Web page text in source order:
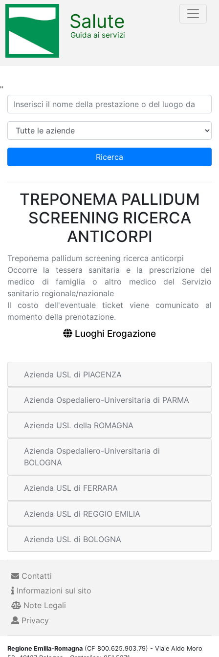
"
Salute
Guida ai servizi
Ricerca
Azienda
Ricerca
TREPONEMA PALLIDUM
SCREENING RICERCA
ANTICORPI
Treponema pallidum screening ricerca anticorpi
Occorre la tessera sanitaria e la prescrizione del
medico di famiglia o altro medico del Servizio
sanitario regionale/nazionale
Il costo dell'eventuale ticket viene comunicato al
momento della prenotazione.
Luoghi Erogazione
Azienda USL di PIACENZA
Azienda Ospedaliero-Universitaria di PARMA
Azienda USL della ROMAGNA
Azienda Ospedaliero-Universitaria di
BOLOGNA
Azienda USL di FERRARA
Azienda USL di REGGIO EMILIA
Azienda USL di BOLOGNA
Contatti
Informazioni sul sito
Note Legali
Privacy
Regione Emilia-Romagna (CF 800.625.903.79) - Viale Aldo Moro